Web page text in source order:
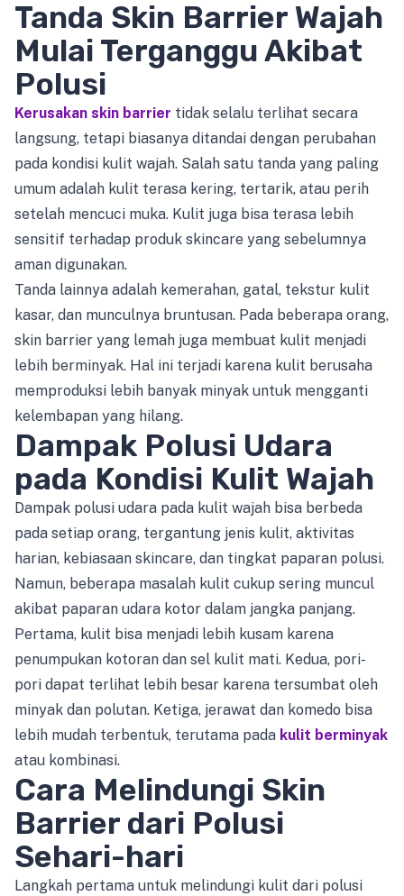
Tanda Skin Barrier Wajah
Mulai Terganggu Akibat
Polusi
Kerusakan skin barrier tidak selalu terlihat secara
langsung, tetapi biasanya ditandai dengan perubahan
pada kondisi kulit wajah. Salah satu tanda yang paling
umum adalah kulit terasa kering, tertarik, atau perih
setelah mencuci muka. Kulit juga bisa terasa lebih
sensitif terhadap produk skincare yang sebelumnya
aman digunakan.
Tanda lainnya adalah kemerahan, gatal, tekstur kulit
kasar, dan munculnya bruntusan. Pada beberapa orang,
skin barrier yang lemah juga membuat kulit menjadi
lebih berminyak. Hal ini terjadi karena kulit berusaha
memproduksi lebih banyak minyak untuk mengganti
kelembapan yang hilang.
Dampak Polusi Udara
pada Kondisi Kulit Wajah
Dampak polusi udara pada kulit wajah bisa berbeda
pada setiap orang, tergantung jenis kulit, aktivitas
harian, kebiasaan skincare, dan tingkat paparan polusi.
Namun, beberapa masalah kulit cukup sering muncul
akibat paparan udara kotor dalam jangka panjang.
Pertama, kulit bisa menjadi lebih kusam karena
penumpukan kotoran dan sel kulit mati. Kedua, pori-
pori dapat terlihat lebih besar karena tersumbat oleh
minyak dan polutan. Ketiga, jerawat dan komedo bisa
lebih mudah terbentuk, terutama pada kulit berminyak
atau kombinasi.
Cara Melindungi Skin
Barrier dari Polusi
Sehari-hari
Langkah pertama untuk melindungi kulit dari polusi